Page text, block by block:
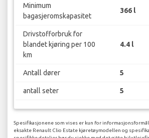
Minimum
bagasjeromskapasitet
366 l
Drivstofforbruk for
blandet kjøring per 100
km
4.4 l
Antall dører 5
antall seter 5
Spesifikasjonene som vises er kun for
eksakte Renault Clio Estate kjøretøymodellen og